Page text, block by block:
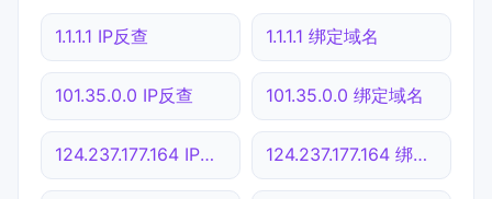
1.1.1.1 IP反查 1.1.1.1 绑定域名
101.35.0.0 IP反查 101.35.0.0 绑定域名
124.237.177.164 IP反查 124.237.177.164 绑定域名